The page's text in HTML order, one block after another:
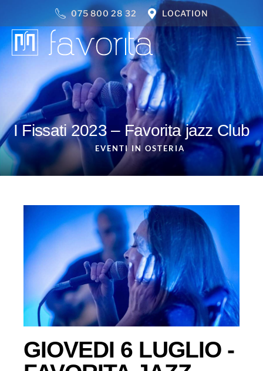
075 800 28 32 LOCATION
I Fissati 2023 – Favorita jazz Club
EVENTI IN OSTERIA
GIOVEDI 6 LUGLIO -